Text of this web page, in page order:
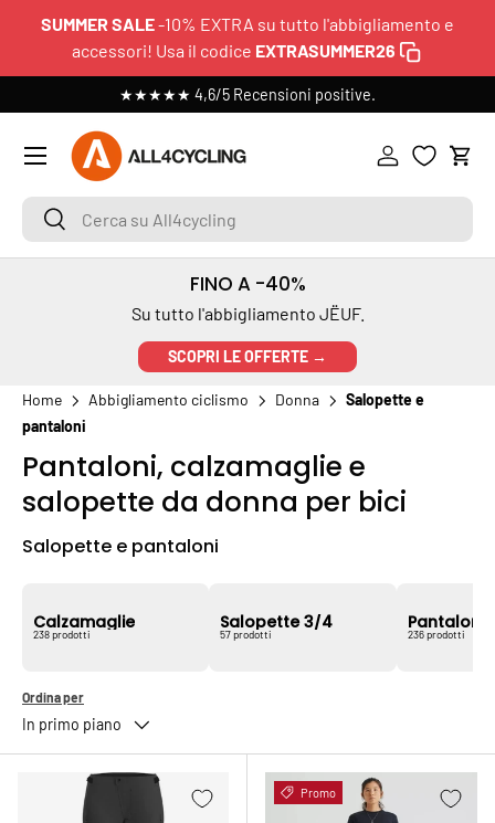
SUMMER SALE-10% EXTRA su tutto l'abbigliamento e
accessori! Usa il codice EXTRASUMMER26
★★★★★ 4,6/5 Recensioni positive.
Cerca su All4cycling
Cerca
Accedi
Menu
FINO A -40%
Su tutto l'abbigliamento JËUF.
SCOPRI LE OFFERTE →
Home Abbigliamento ciclismo Donna
Salopette e
pantaloni
Pantaloni, calzamaglie e
salopette da donna per bici
Salopette e pantaloni
Calzamaglie
238 prodotti
Salopette 3/4
57 prodotti 236 prodotti
Ordina per
In primo piano
Promo